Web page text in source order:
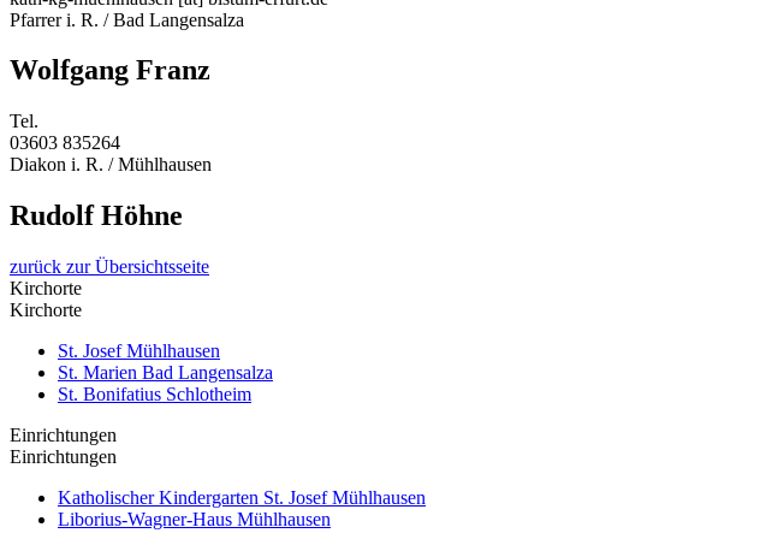
Pfarrer i. R. / Bad Langensalza
Wolfgang Franz
Tel.
03603 835264
Diakon i. R. / Mühlhausen
Rudolf Höhne
zurück zur Übersichtsseite
Kirchorte
Kirchorte
St. Josef Mühlhausen
St. Marien Bad Langensalza
St. Bonifatius Schlotheim
Einrichtungen
Einrichtungen
Katholischer Kindergarten St. Josef Mühlhausen
Liborius-Wagner-Haus Mühlhausen